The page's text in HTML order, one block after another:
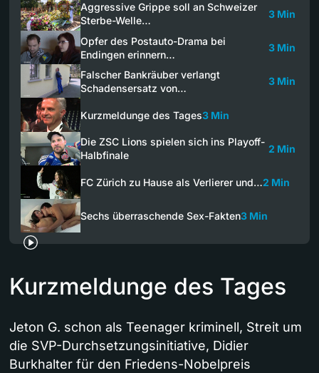
Aggressive Grippe soll an Schweizer
Sterbe-Welle…
3 Min
Opfer des Postauto-Drama bei
Endingen erinnern…
3 Min
Falscher Bankräuber verlangt
Schadensersatz von…
3 Min
Kurzmeldunge des Tages3 Min
Die ZSC Lions spielen sich ins Playoff-
Halbfinale
2 Min
FC Zürich zu Hause als Verlierer und…2 Min
Sechs überraschende Sex-Fakten3 Min
Kurzmeldunge des Tages
Jeton G. schon als Teenager kriminell, Streit um
die SVP-Durchsetzungsinitiative, Didier
Burkhalter für den Friedens-Nobelpreis